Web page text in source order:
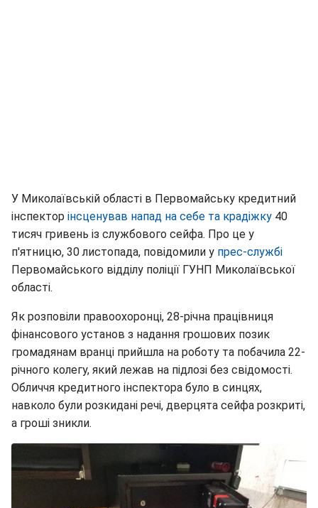
У Миколаївській області в Первомайську кредитний
інспектор інсценував напад на себе та крадіжку 40
тисяч гривень із службового сейфа. Про це у
п'ятницю, 30 листопада, повідомили у прес-службі
Первомайського відділу поліції ГУНП Миколаївської
області.
Як розповіли правоохоронці, 28-річна працівниця
фінансового установ з надання грошових позик
громадянам вранці прийшла на роботу та побачила 22-
річного колегу, який лежав на підлозі без свідомості.
Обличчя кредитного інспектора було в синцях,
навколо були розкидані речі, дверцята сейфа розкриті,
а гроші зникли.